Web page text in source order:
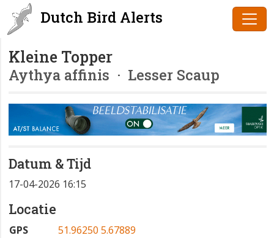
Dutch Bird Alerts
Kleine Topper
Aythya affinis · Lesser Scaup
Datum & Tijd
17-04-2026 16:15
Locatie
GPS
51.96250 5.67889